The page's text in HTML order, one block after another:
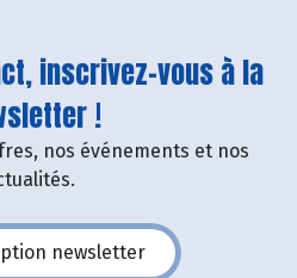
inscrivez-vous à la
!
nos événements et nos
newsletter